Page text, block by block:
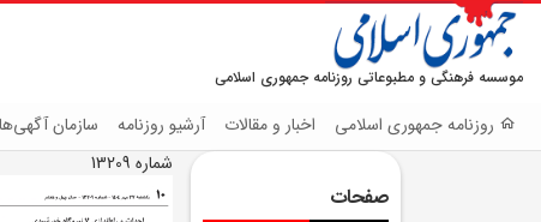
موسسه فرهنگی و مطبوعاتی روزنامه جمهوری اسلامی
روزنامه جمهوری اسلامی اخبار و مقالات آرشیو روزنامه سازمان آگهی‌ها
صفحات
شماره 13209